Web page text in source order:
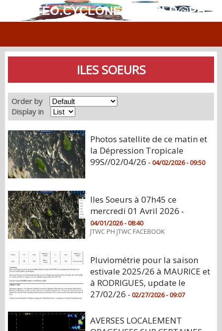
MÉTÉO.CYCLONES.WORLD@PH
ILES SOEURS
Order by
Display in
Photos satellite de ce matin et
la Dépression Tropicale
99S//02/04/26 - 04/02/2026 - 09:50
Iles Soeurs à 07h45 ce
mercredi 01 Avril 2026 -
04/01/2026 - 08:40
JTWC PH JTWC FACEBOOK
Pluviométrie pour la saison
estivale 2025/26 à MAURICE et
à RODRIGUES, update le
27/02/26 - 02/27/2026 - 09:07
AVERSES LOCALEMENT